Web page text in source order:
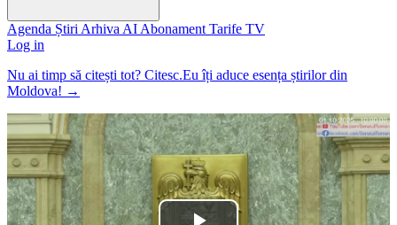
Agenda Știri Arhiva AI Abonament Tarife TV
Log in
Nu ai timp să citești tot? Citesc.Eu îți aduce esența știrilor din
Moldova! →